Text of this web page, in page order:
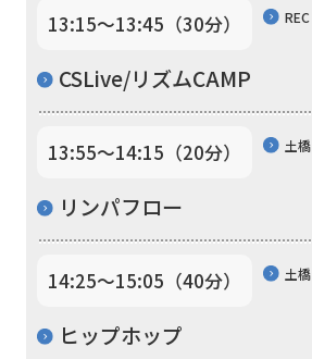
13:15〜13:45（30分） REC
CSLive/リズムCAMP
13:55〜14:15（20分） 土橋
リンパフロー
14:25〜15:05（40分） 土橋
ヒップホップ
Click
link
below
(start
to